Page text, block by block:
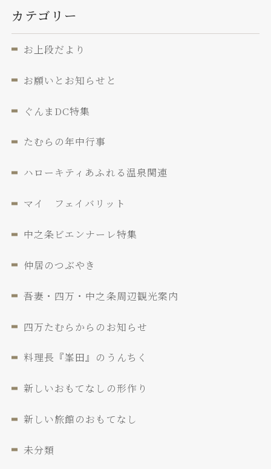
カテゴリー
お上段だより
お願いとお知らせと
ぐんまDC特集
たむらの年中行事
ハローキティあふれる温泉関連
マイ フェイバリット
中之条ビエンナーレ特集
仲居のつぶやき
吾妻・四万・中之条周辺観光案内
四万たむらからのお知らせ
料理長『峯田』のうんちく
新しいおもてなしの形作り
新しい旅館のおもてなし
未分類